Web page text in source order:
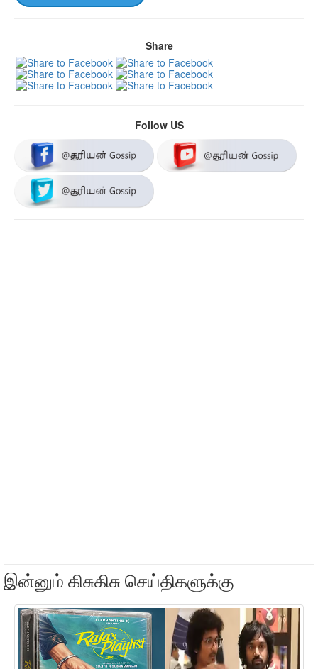
Share
Follow US
இன்னும் கிசுகிசு செய்திகளுக்கு